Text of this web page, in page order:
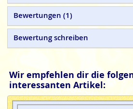
Aroma Lifestyle Fragrances,für
AromaSmudge Räucherstäbchen
Bewertungen 1
Bewertung schreiben
Wir empfehlen dir die
interessanten Artikel: